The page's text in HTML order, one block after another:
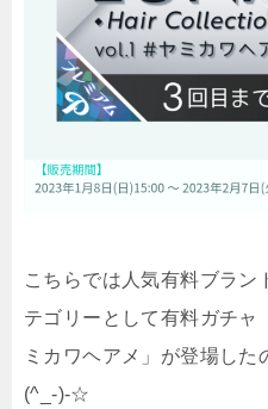
こちらでは人気有料ブラン
テゴリーとして有料ガチ
ミカワヘアメ」が登場した
(^_-)-☆